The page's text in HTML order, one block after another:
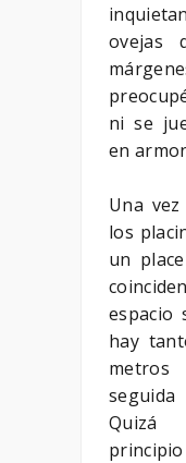
ovejas
ni se
en
Una
los
un
espacio
hay
Quizá